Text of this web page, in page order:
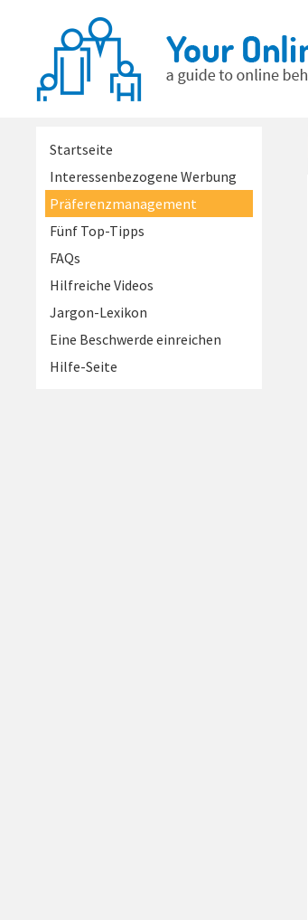
Startseite
Interessenbezogene Werbung
Präferenzmanagement
Fünf Top-Tipps
FAQs
Hilfreiche Videos
Jargon-Lexikon
Eine Beschwerde einreichen
Hilfe-Seite